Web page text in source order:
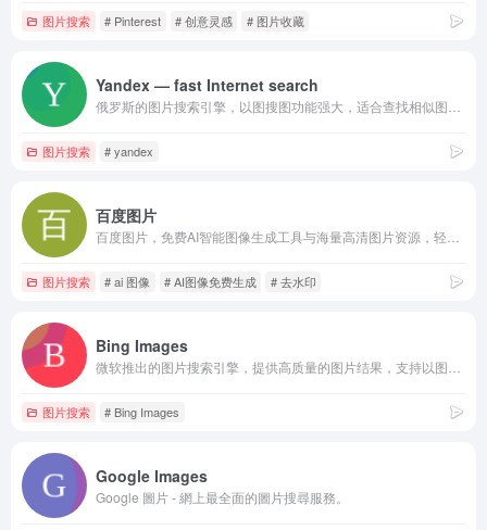
图片搜索 # Pinterest # 创意灵感 # 图片收藏
Yandex — fast Internet search
图片搜索 # yandex
百度图片
图片搜索 # ai 图像 # AI图像免费生成 # 去水印
Bing Images
图片搜索 # Bing Images
Google Images
Google 圖片 - 網上最全面的圖片搜尋服務。